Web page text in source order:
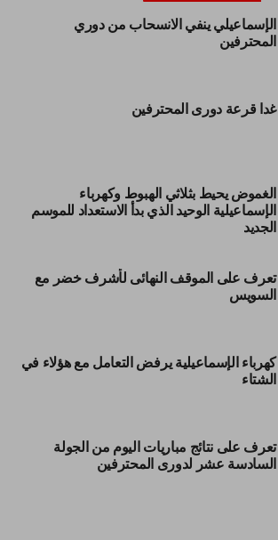
الإسماعيلي ينفي الانسحاب من دوري
المحترفين
غدا قرعة دورى المحترفين
الغموض يحيط بثلاثي الهبوط وكهرباء
الإسماعيلية الوحيد الذي بدأ الاستعداد للموسم
الجديد
تعرف على الموقف النهائى لأشرف خضر مع
السويس
كهرباء الإسماعيلية يرفض التعامل مع هؤلاء في
الشتاء
تعرف على نتائج مباريات اليوم من الجولة
السادسة عشر لدورى المحترفين